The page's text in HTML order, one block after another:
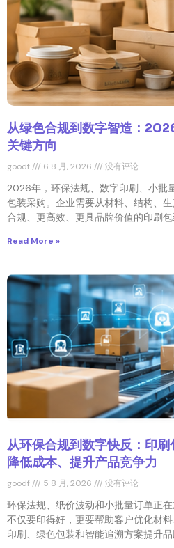
从绿色合规到数字智造：
关键方向
goodf 6 8 月, 2026 没有评论
2026年，环保法规、数字印刷、小批
包装采购。企业需要从材料、结构、
合规、更高效、更具品牌价值的印刷包
Read More »
从环保合规到数字快反：印
降低成本、提升产品竞争力
goodf 5 8 月, 2026 没有评论
环保法规、纸价波动和小批量订单正
不仅要印得好，更要帮助客户优化材
印刷、绿色包装和智能追溯方案提升品